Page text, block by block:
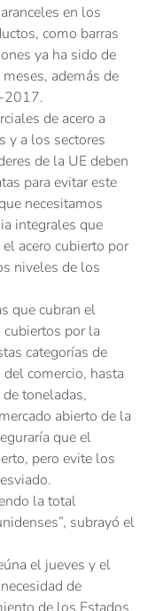
en los
como barras
ya ha sido de
además de
2017.
de acero a
y a los sectores
de la UE deben
para evitar este
necesitamos
integrales que
acero cubierto por
niveles de los
que cubran el
cubiertos por la
categorías de
comercio, hasta
toneladas,
abierto de la
que el
pero evite los
la total
subrayó el
el jueves y el
de